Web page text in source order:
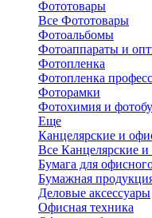
Фототовары
Все Фототовары
Фотоальбомы
Фотоаппараты и
Фотопленка
Фотопленка
Фоторамки
Фотохимия и
Еще
Канцелярские и
Все Канцелярские
Бумага для
Бумажная
Деловые аксессуары
Офисная техника